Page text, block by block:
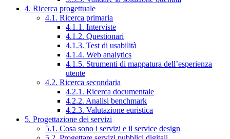
4. Ricerca progettuale
4.1. Ricerca primaria
4.1.1. Interviste
4.1.2. Questionari
4.1.3. Test di usabilità
4.1.4. Web analytics
4.1.5. Strumenti di mappatura dell’esperienza
utente
4.2. Ricerca secondaria
4.2.1. Ricerca documentale
4.2.2. Analisi benchmark
4.2.3. Valutazione euristica
5. Progettazione dei servizi
5.1. Cosa sono i servizi e il service design